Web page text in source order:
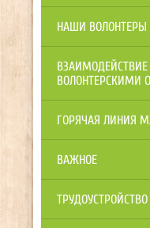
НАШИ ВОЛОНТЕРЫ
ВЗАИМОДЕЙСТВИЕ
ВОЛОНТЕРСКИМИ
ГОРЯЧАЯ ЛИНИЯ
ВАЖНОЕ
ТРУДОУСТРОЙСТВО